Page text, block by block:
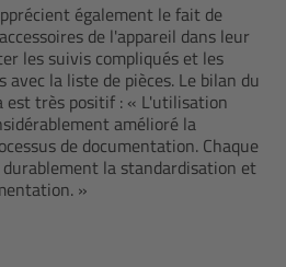
également le fait de
de l'appareil dans leur
les suivis compliqués et les
la liste de pièces. Le bilan du
est très positif : « L'utilisation
amélioré la
de documentation. Chaque
la standardisation et
»